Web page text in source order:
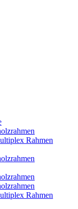
Rahmen
Rahmen